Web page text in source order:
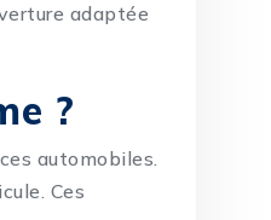
adaptée
?
automobiles.
Ces